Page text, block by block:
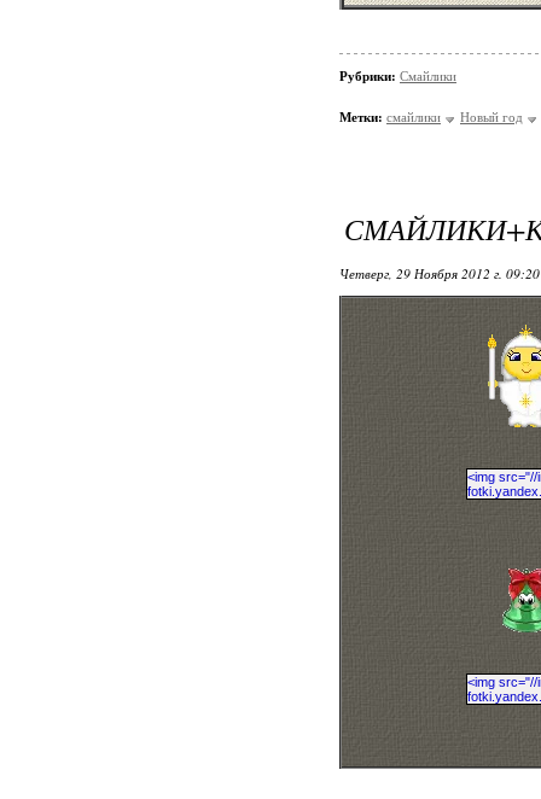
Рубрики: Смайлики
Метки: смайлики Новый год
Четверг, 29 Ноября 2012 г.